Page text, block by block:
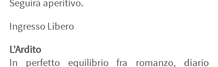
Seguirà aperitivo.
Ingresso Libero
L'Ardito
In perfetto equilibrio fra romanzo, diario